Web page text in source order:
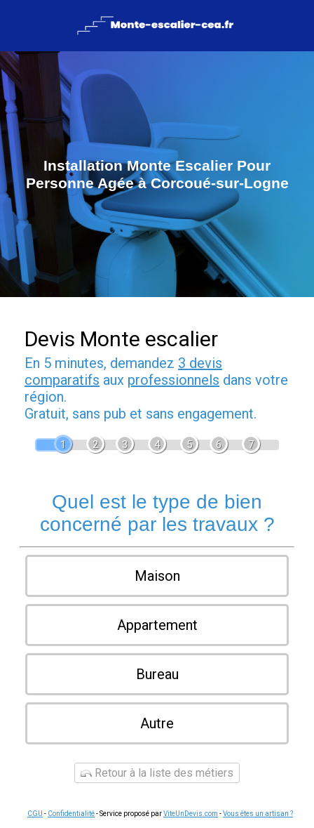
Installation Monte Escalier Pour
Personne Agée à Corcoué-sur-Logne
Devis Monte escalier
En 5 minutes, demandez 3 devis
comparatifs aux professionnels dans votre
région.
Gratuit, sans pub et sans engagement.
1 2 3 4 5 6 7
Quel est le type de bien
concerné par les travaux ?
Maison
Appartement
Bureau
Autre
Retour à la liste des métiers
CGU - Confidentialité- Service proposé parViteUnDevis.com -Vous êtes un artisan ?